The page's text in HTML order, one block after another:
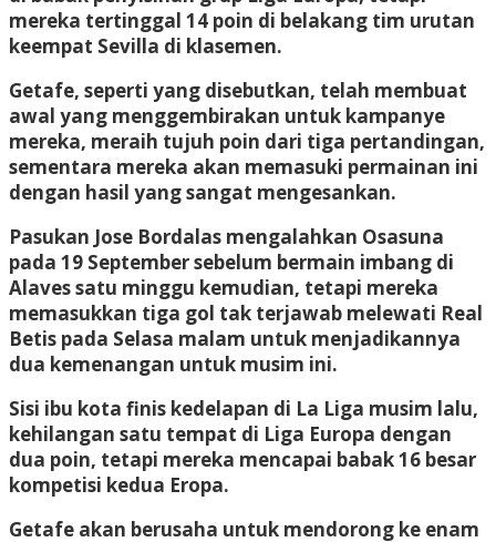
mereka tertinggal 14 poin di belakang tim urutan
keempat Sevilla di klasemen.
Getafe, seperti yang disebutkan, telah membuat
awal yang menggembirakan untuk kampanye
mereka, meraih tujuh poin dari tiga pertandingan,
sementara mereka akan memasuki permainan ini
dengan hasil yang sangat mengesankan.
Pasukan Jose Bordalas mengalahkan Osasuna
pada 19 September sebelum bermain imbang di
Alaves satu minggu kemudian, tetapi mereka
memasukkan tiga gol tak terjawab melewati Real
Betis pada Selasa malam untuk menjadikannya
dua kemenangan untuk musim ini.
Sisi ibu kota finis kedelapan di La Liga musim lalu,
kehilangan satu tempat di Liga Europa dengan
dua poin, tetapi mereka mencapai babak 16 besar
kompetisi kedua Eropa.
Getafe akan berusaha untuk mendorong ke enam